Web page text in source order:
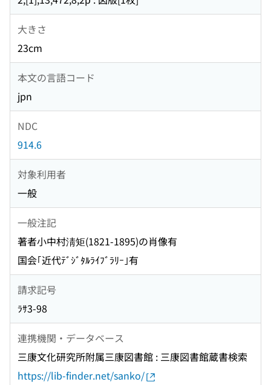
大きさ
23cm
本文の言語コード
jpn
NDC
914.6
対象利用者
一般
一般注記
著者小中村淸矩(1821-1895)の肖像有
国会｢近代ﾃﾞｼﾞﾀﾙﾗｲﾌﾞﾗﾘｰ｣有
請求記号
ﾗｻ3-98
連携機関・データベース
三康文化研究所附属三康図書館 : 三康図書館蔵書検索
https://lib-finder.net/sanko/